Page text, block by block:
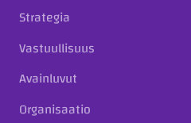
Strategia
Vastuullisuus
Avainluvut
Organisaatio